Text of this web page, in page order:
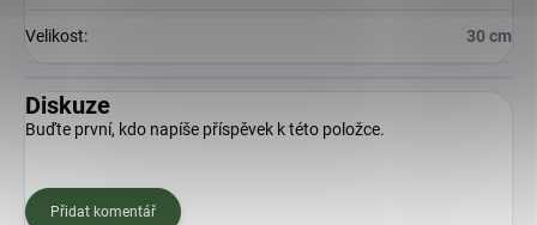
Velikost: 30 cm
Diskuze
Buďte první, kdo napíše příspěvek k této položce.
Přidat komentář